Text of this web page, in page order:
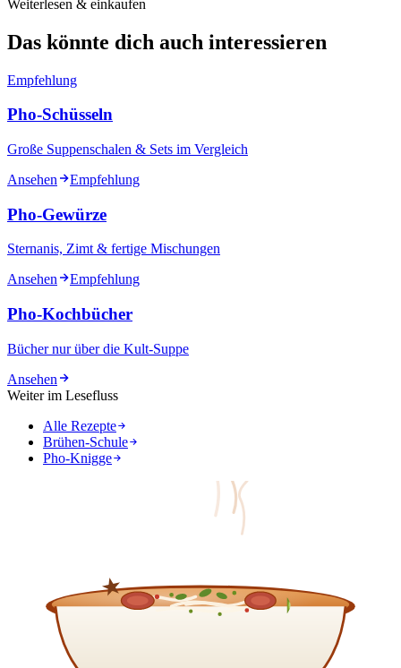
Weiterlesen & einkaufen
Das könnte dich auch interessieren
Empfehlung
Pho-Schüsseln
Große Suppenschalen & Sets im Vergleich
Ansehen
Empfehlung
Pho-Gewürze
Sternanis, Zimt & fertige Mischungen
Ansehen
Empfehlung
Pho-Kochbücher
Bücher nur über die Kult-Suppe
Ansehen
Weiter im Lesefluss
Alle Rezepte
Brühen-Schule
Pho-Knigge